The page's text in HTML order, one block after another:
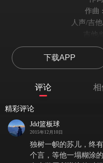
作曲
人声/吉
吉他
大提琴：
和
录音
混
下载APP
评论 相
精彩评论
Jdd篮板球
2015年12月10日
独树一帜的苏儿，终
个言，等他一塌糊涂